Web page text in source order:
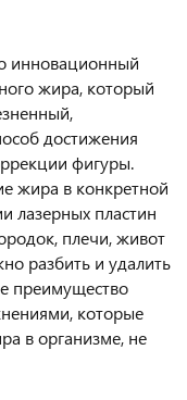
инновационный
жира, который
достижения
фигуры.
жира в конкретной
лазерных пластин
плечи, живот
разбить и удалить
преимущество
которые
в организме, не